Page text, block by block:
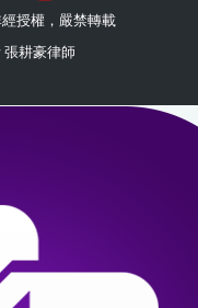
授權，嚴禁轉載
張耕豪律師